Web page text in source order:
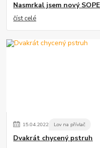
Nasmrkal jsem nový
číst celé
15.04.2022 Lov na přívlač
Dvakrát chycený pstruh